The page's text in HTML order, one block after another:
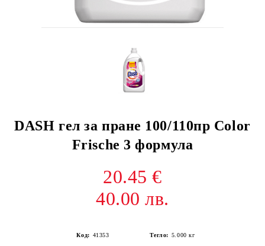
DASH гел за пране 100/110пр Color
Frische 3 формула
20.45 €
40.00 лв.
Код: 41353 Тегло: 5.000 кг